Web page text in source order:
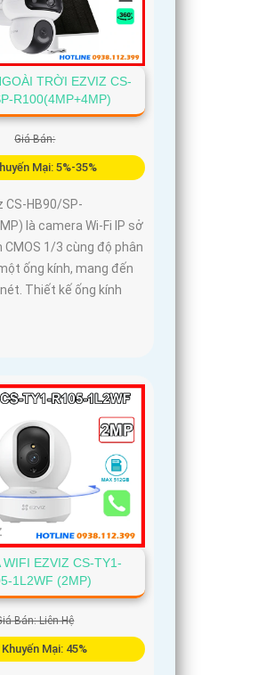
TRỜI EZVIZ CS-
R100(4MP+4MP)
Giá Bán:
Mại: 5%-35%
CS-HB90/SP-
là camera Wi-Fi IP sở
CMOS 1/3 cùng độ phân
ống kính, mang đến
Thiết kế ống kính
WIFI EZVIZ CS-TY1-
1L2WF (2MP)
Bán: Liên Hệ
Khuyến Mại: 45%